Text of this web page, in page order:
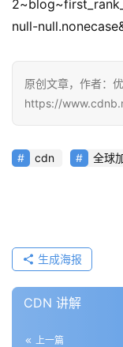
问
盾
null-
原创文章，作者：
https://
cdn 全球
生成海报
CDN 讲解
上一篇